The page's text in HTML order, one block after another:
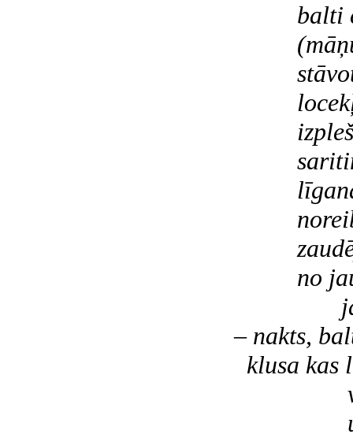
balti
(māņu
stāvot
līganā
no
– nakts,
klusa kas
vēl
un